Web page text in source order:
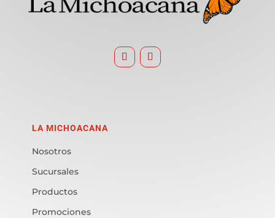
LA MICHOACANA
Nosotros
Sucursales
Productos
Promociones